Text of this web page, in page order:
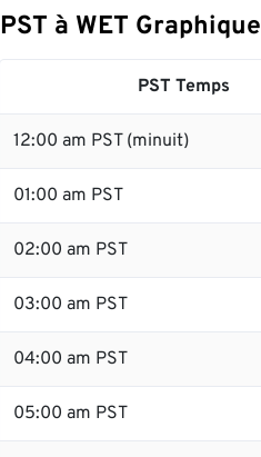
PST à WET Graphique
PST Temps
12:00 am PST (minuit)
01:00 am PST
02:00 am PST
03:00 am PST
04:00 am PST
05:00 am PST